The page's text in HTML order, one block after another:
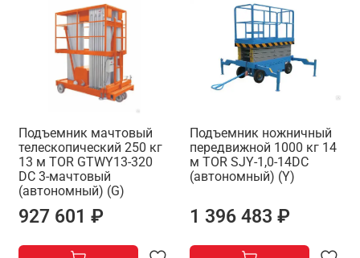
Подъемник мачтовый
телескопический 250 кг
13 м TOR GTWY13-320
DC 3-мачтовый
(автономный) (G)
927 601 ₽
Подъемник ножничный
передвижной 1000 кг 14
м TOR SJY-1,0-14DC
(автономный) (Y)
1 396 483 ₽